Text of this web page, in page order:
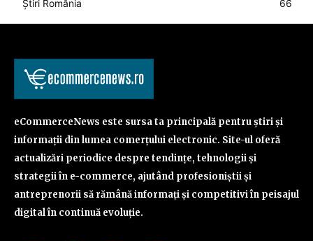
Știri România
66
eCommerceNews este sursa ta principală pentru știri și
informații din lumea comerțului electronic. Site-ul oferă
actualizări periodice despre tendințe, tehnologii și
strategii în e-commerce, ajutând profesioniștii și
antreprenorii să rămână informați și competitivi în peisajul
digital în continuă evoluție.